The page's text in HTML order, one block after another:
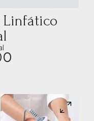
Linfático